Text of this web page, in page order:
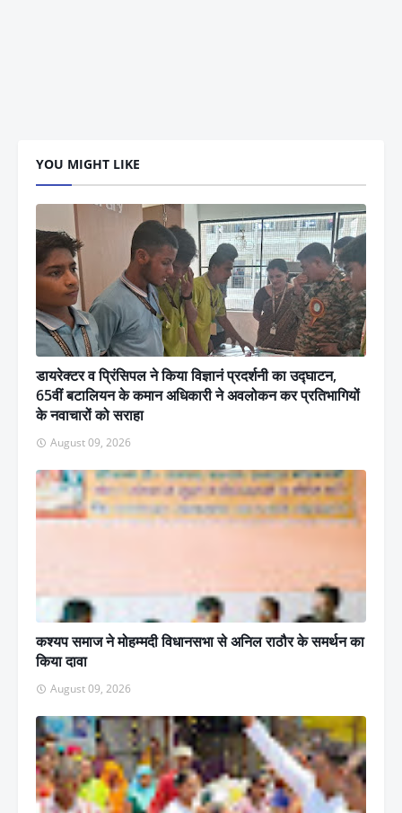
YOU MIGHT LIKE
डायरेक्टर व प्रिंसिपल ने किया विज्ञानं प्रदर्शनी का उद्घाटन,
65वीं बटालियन के कमान अधिकारी ने अवलोकन कर प्रतिभागियों
के नवाचारों को सराहा
August 09, 2026
कश्यप समाज ने मोहम्मदी विधानसभा से अनिल राठौर के समर्थन का
किया दावा
August 09, 2026